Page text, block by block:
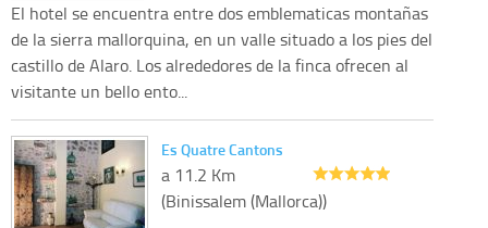
El hotel se encuentra entre dos emblematicas montañas
de la sierra mallorquina, en un valle situado a los pies del
castillo de Alaro. Los alrededores de la finca ofrecen al
visitante un bello ento...
Es Quatre Cantons
a 11.2 Km
(Binissalem (Mallorca))